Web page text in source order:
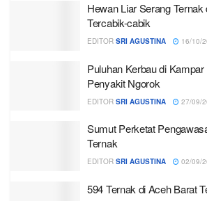
Hewan Liar Serang
Tercabik-cabik
EDITOR SRI AGUSTINA 16/10/
Puluhan Kerbau di
Penyakit Ngorok
EDITOR SRI AGUSTINA 27/09/
Sumut Perketat
Ternak
EDITOR SRI AGUSTINA 02/09/
594 Ternak di Aceh Barat